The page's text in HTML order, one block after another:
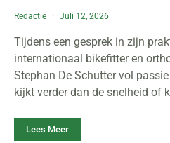
Redactie Juli 12, 2026
Tijdens een gesprek in zijn
internationaal bikefitter en
Stephan De Schutter vol
kijkt verder dan de snelheid of
Lees Meer